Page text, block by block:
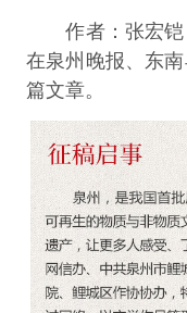
作者：张宏铠
在泉州晚报、东
篇文章。